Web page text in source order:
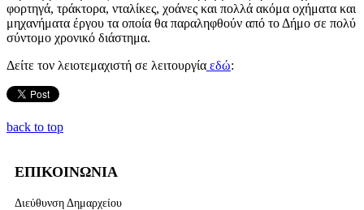
φορτηγά, τράκτορα, νταλίκες, χοάνες και πολλά ακόμα οχήματα και
μηχανήματα έργου τα οποία θα παραληφθούν από το Δήμο σε πολύ
σύντομο χρονικό διάστημα.
Δείτε τον λειοτεμαχιστή σε λειτουργία εδώ:
back to top
ΕΠΙΚΟΙΝΩΝΙΑ
Διεύθυνση Δημαρχείου